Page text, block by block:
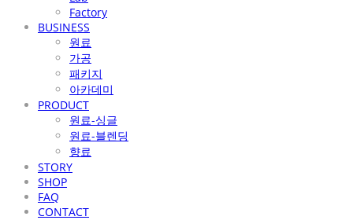
Factory
BUSINESS
원료
가공
패키지
아카데미
PRODUCT
원료-싱글
원료-블렌딩
향료
STORY
SHOP
FAQ
CONTACT